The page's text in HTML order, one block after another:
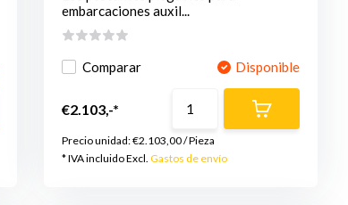
embarcaciones auxil...
Comparar Disponible
€2.103,-*
Precio unidad:€2.103,00/Pieza
* IVA incluido Excl.Gastos de envío